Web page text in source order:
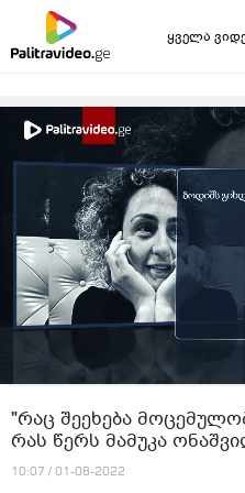
ყველა
"რაც შეეხება
რას წერს მამუკა
10:07 / 01-08-2022